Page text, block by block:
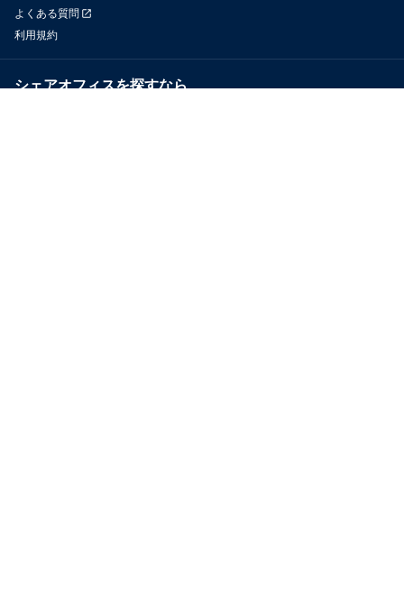
よくある質問
利用規約
シェアオフィスを探すなら